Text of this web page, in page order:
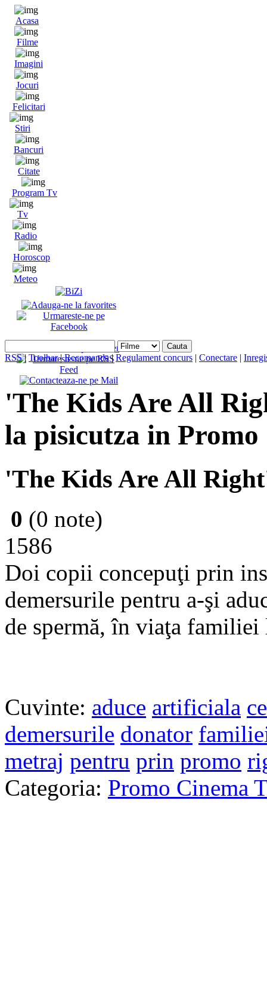
Acasa
Filme
Imagini
Jocuri
Felicitari
Stiri
Bancuri
Citate
Program Tv
Tv
Radio
Horoscop
Meteo
RSS| Toolbar|Recomanda|Regulament concurs | Conectare |
'The Kids Are All
la pisicutza in
'The Kids Are All
0 (0 note)
1586
Doi copii concepuţi prin
demersurile pentru a-şi
de spermă, în viaţa familiei
Cuvinte: aduce artificiala
demersurile donator
metraj pentru prin promo
Categoria: Promo Cinema